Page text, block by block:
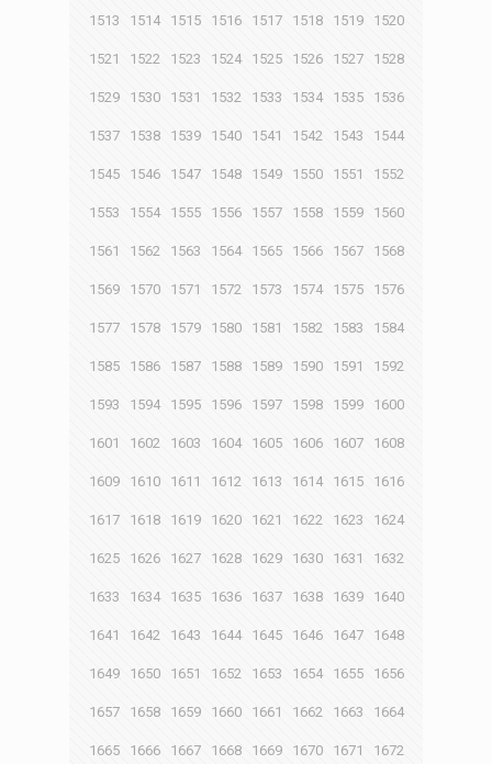
1513 1514 1515 1516 1517 1518 1519 1520
1521 1522 1523 1524 1525 1526 1527 1528
1529 1530 1531 1532 1533 1534 1535 1536
1537 1538 1539 1540 1541 1542 1543 1544
1545 1546 1547 1548 1549 1550 1551 1552
1553 1554 1555 1556 1557 1558 1559 1560
1561 1562 1563 1564 1565 1566 1567 1568
1569 1570 1571 1572 1573 1574 1575 1576
1577 1578 1579 1580 1581 1582 1583 1584
1585 1586 1587 1588 1589 1590 1591 1592
1593 1594 1595 1596 1597 1598 1599 1600
1601 1602 1603 1604 1605 1606 1607 1608
1609 1610 1611 1612 1613 1614 1615 1616
1617 1618 1619 1620 1621 1622 1623 1624
1625 1626 1627 1628 1629 1630 1631 1632
1633 1634 1635 1636 1637 1638 1639 1640
1641 1642 1643 1644 1645 1646 1647 1648
1649 1650 1651 1652 1653 1654 1655 1656
1657 1658 1659 1660 1661 1662 1663 1664
1665 1666 1667 1668 1669 1670 1671 1672